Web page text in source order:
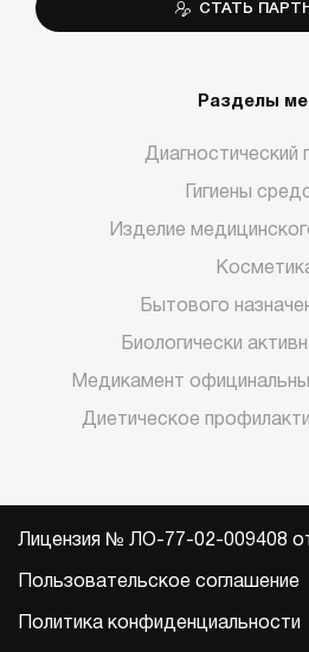
СТАТЬ
Разделы
Диагностический
Гигиены
Изделие
Бытового
Биологически
Медикамент
Диетическое
Лицензия № ЛО-77-02-009408
Пользовательское соглашение
Политика конфиденциальности